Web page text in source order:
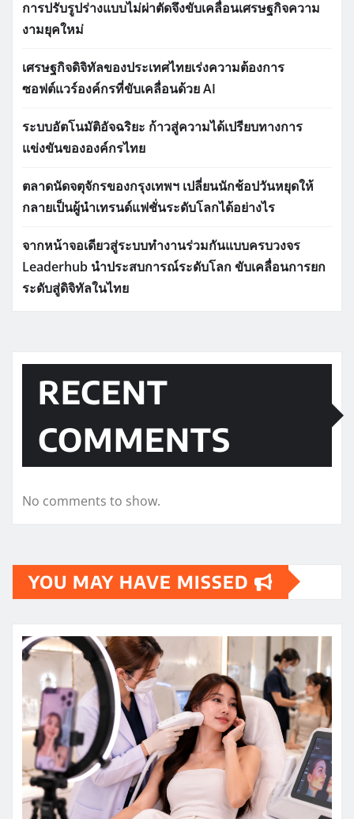
การปรับรูปร่างแบบไม่ผ่าตัดจึงขับเคลื่อนเศรษฐกิจความ
งามยุคใหม่
เศรษฐกิจดิจิทัลของประเทศไทยเร่งความต้องการ
ซอฟต์แวร์องค์กรที่ขับเคลื่อนด้วย AI
ระบบอัตโนมัติอัจฉริยะ ก้าวสู่ความได้เปรียบทางการ
แข่งขันขององค์กรไทย
ตลาดนัดจตุจักรของกรุงเทพฯ เปลี่ยนนักช้อปวันหยุดให้
กลายเป็นผู้นำเทรนด์แฟชั่นระดับโลกได้อย่างไร
จากหน้าจอเดียวสู่ระบบทำงานร่วมกันแบบครบวงจร
Leaderhub นำประสบการณ์ระดับโลก ขับเคลื่อนการยก
ระดับสู่ดิจิทัลในไทย
RECENT
COMMENTS
No comments to show.
YOU MAY HAVE MISSED